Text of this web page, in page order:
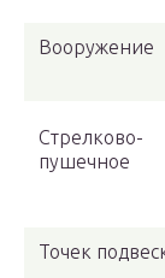
Вооружение
Стрелково-
пушечное
Точек